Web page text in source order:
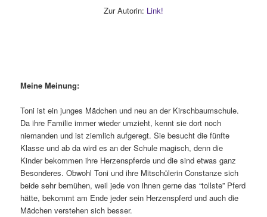
Zur Autorin: Link!
Meine Meinung:
Toni ist ein junges Mädchen und neu an der Kirschbaumschule.
Da ihre Familie immer wieder umzieht, kennt sie dort noch
niemanden und ist ziemlich aufgeregt. Sie besucht die fünfte
Klasse und ab da wird es an der Schule magisch, denn die
Kinder bekommen ihre Herzenspferde und die sind etwas ganz
Besonderes. Obwohl Toni und ihre Mitschülerin Constanze sich
beide sehr bemühen, weil jede von ihnen gerne das “tollste” Pferd
hätte, bekommt am Ende jeder sein Herzenspferd und auch die
Mädchen verstehen sich besser.